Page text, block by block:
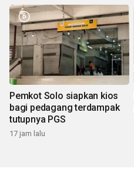
Pemkot Solo siapkan kios
bagi pedagang terdampak
tutupnya PGS
17 jam lalu